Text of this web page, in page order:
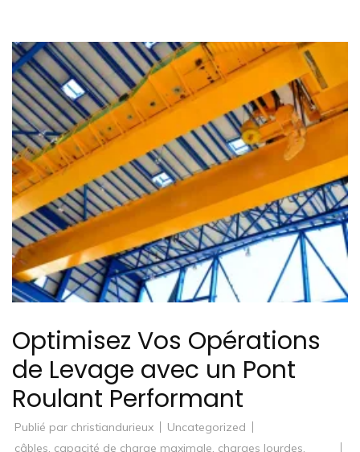
Optimisez Vos Opérations
de Levage avec un Pont
Roulant Performant
Publié par christiandurieux
Uncategorized
câbles, capacité de charge maximale, charges lourdes,